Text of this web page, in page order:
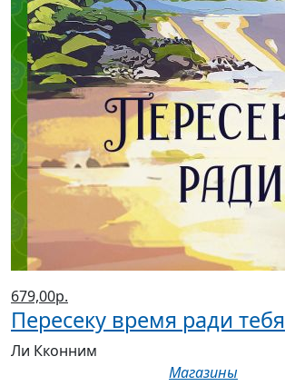
679,00р.
Пересеку время ради тебя
Ли Кконним
Магазины